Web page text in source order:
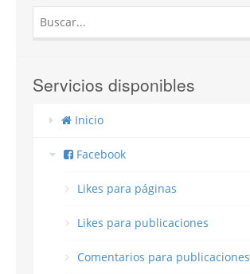
Servicios disponibles
Inicio
Facebook
Likes para páginas
Likes para publicaciones
Comentarios para publicaciones